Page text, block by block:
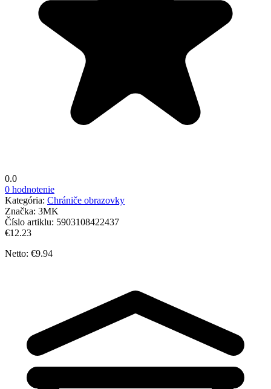
0.0
0 hodnotenie
Kategória: Chrániče obrazovky
Značka: 3MK
Číslo artiklu: 5903108422437
€12.23
Netto: €9.94